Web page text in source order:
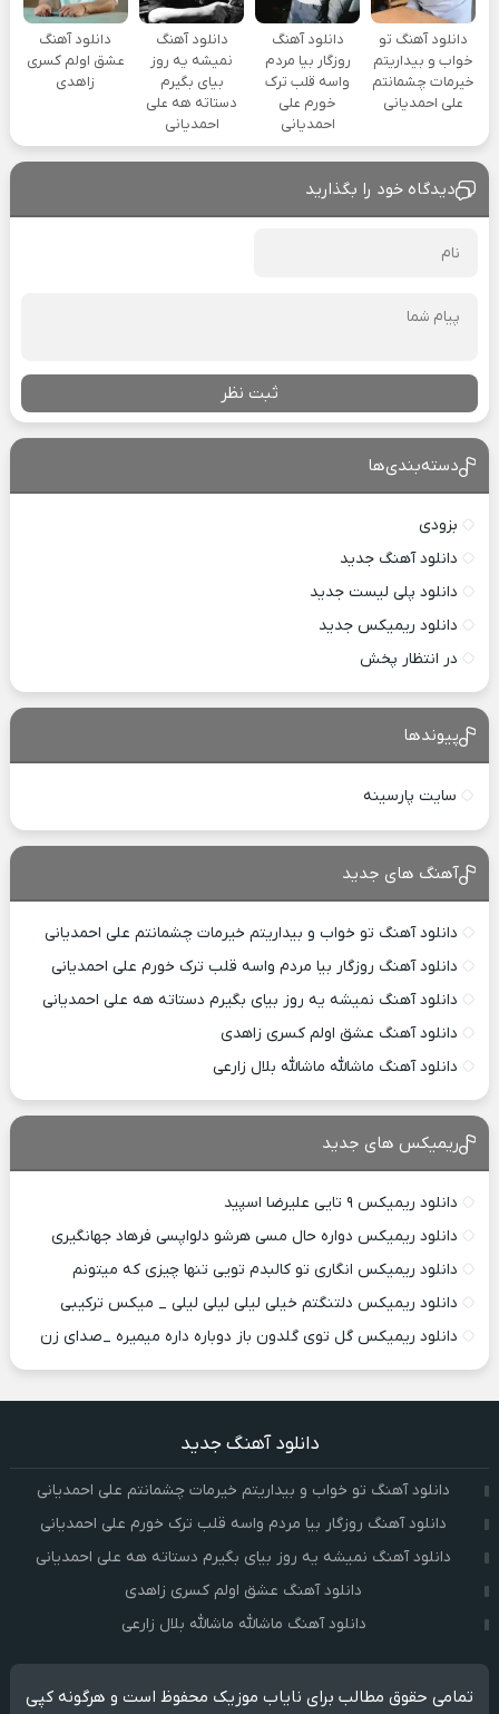
دانلود آهنگ تو
خواب و بیداریتم
خیرمات چشمانتم
علی احمدیانی
دانلود آهنگ
روزگار بیا مردم
واسه قلب ترک
خورم علی
احمدیانی
دانلود آهنگ
نمیشه یه روز
بیای بگیرم
دستاته هه علی
احمدیانی
دانلود آهنگ
عشق اولم کسری
زاهدی
دیدگاه خود را بگذارید
ثبت نظر
دسته‌بندی‌ها
بزودی
دانلود آهنگ جدید
دانلود پلی لیست جدید
دانلود ریمیکس جدید
در انتظار پخش
پیوندها
سایت پارسینه
آهنگ های جدید
دانلود آهنگ تو خواب و بیداریتم خیرمات چشمانتم علی احمدیانی
دانلود آهنگ روزگار بیا مردم واسه قلب ترک خورم علی احمدیانی
دانلود آهنگ نمیشه یه روز بیای بگیرم دستاته هه علی احمدیانی
دانلود آهنگ عشق اولم کسری زاهدی
دانلود آهنگ ماشالله ماشالله بلال زارعی
ریمیکس های جدید
دانلود ریمیکس ۹ تایی علیرضا اسپید
دانلود ریمیکس دواره حال مسی هرشو دلواپسی فرهاد جهانگیری
دانلود ریمیکس انگاری تو کالبدم تویی تنها چیزی که میتونم
دانلود ریمیکس دلتنگتم خیلی لیلی لیلی لیلی _ میکس ترکیبی
دانلود ریمیکس گل توی گلدون باز دوباره داره میمیره _صدای زن
دانلود آهنگ جدید
دانلود آهنگ تو خواب و بیداریتم خیرمات چشمانتم علی احمدیانی
دانلود آهنگ روزگار بیا مردم واسه قلب ترک خورم علی احمدیانی
دانلود آهنگ نمیشه یه روز بیای بگیرم دستاته هه علی احمدیانی
دانلود آهنگ عشق اولم کسری زاهدی
دانلود آهنگ ماشالله ماشالله بلال زارعی
تمامی حقوق مطالب برای نایاب موزیک محفوظ است و هرگونه کپی